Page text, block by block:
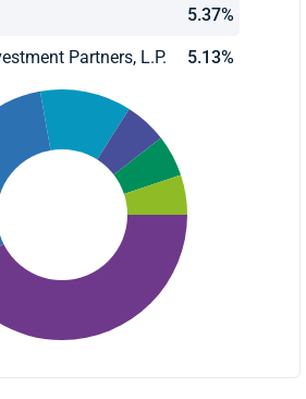
5.37%
Partners, L.P. 5.13%